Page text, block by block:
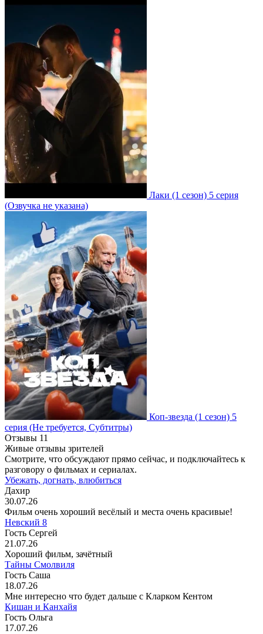
Лаки (1 сезон) 5 серия
(Озвучка не указана)
Коп-звезда (1 сезон) 5
серия (Не требуется, Субтитры)
Отзывы 11
Живые отзывы зрителей
Смотрите, что обсуждают прямо сейчас, и подключайтесь к
разговору о фильмах и сериалах.
Убежать, догнать, влюбиться
Дахир
30.07.26
Фильм очень хороший весёлый и места очень красивые!
Невский 8
Гость Сергей
21.07.26
Хороший фильм, зачётный
Тайны Смолвиля
Гость Саша
18.07.26
Мне интересно что будет дальше с Кларком Кентом
Кишан и Канхайя
Гость Ольга
17.07.26